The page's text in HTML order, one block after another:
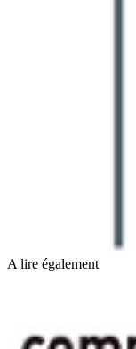
A lire également